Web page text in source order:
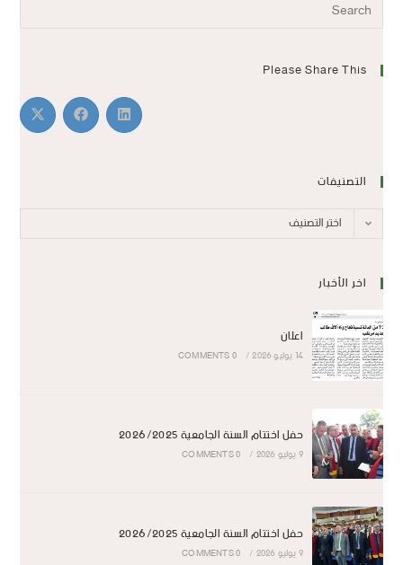
Please Share This
التصنيفات
اختر التصنيف
اخر الأخبار
اعلان
14 يوليو 2026 /
0 COMMENTS
حفل اختتام السنة الجامعية 2026/2025
9 يوليو 2026 /
0 COMMENTS
حفل اختتام السنة الجامعية 2026/2025
9 يوليو 2026 /
0 COMMENTS